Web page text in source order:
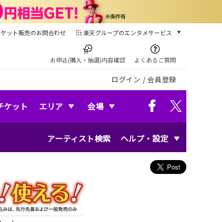
ット販売のお問合わせ 楽天グループのエンタメサービス
本/ゲーム/CD/DVD
楽天ブックス
電子書籍
楽天Kobo
音楽配信
お申込(購入・抽選)内容確認 よくあるご質問
ログイン / 会員登録
ケット エリア 会場
アーティスト検索 ヘルプ・設定